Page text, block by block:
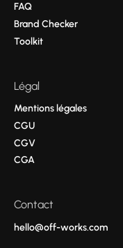
FAQ
Brand Checker
Toolkit
Légal
Mentions légales
CGU
CGV
CGA
Contact
hello@off-works.com